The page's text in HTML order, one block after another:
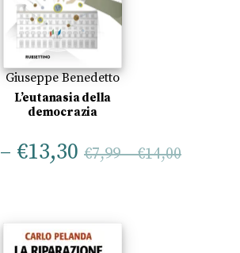
Giuseppe Benedetto
L’eutanasia della
democrazia
– €13,30 €7,99–€14,00